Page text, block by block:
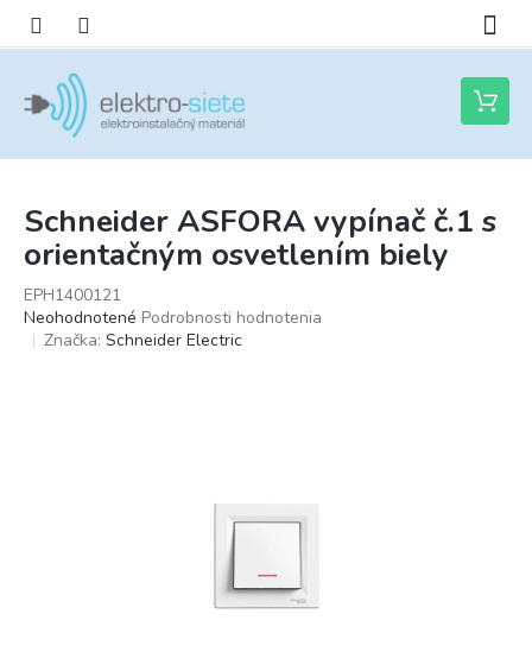
obsah
Nákupný
košík
Schneider ASFORA vypínač č.1 s
orientačným osvetlením biely
EPH1400121
Priemerné
hodnotenie
Neohodnotené Podrobnosti hodnotenia
Značka: Schneider Electric